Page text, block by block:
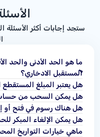
ستجد إجابات أكثر الأسئلة
ما هو الحد الأدنى والحد
المستقبل الادخاري؟
هل يعتبر المبلغ المستقطع
هل يمكن السحب من
هل هناك رسوم في فتح أو
هل يمكن الإلغاء المبكر
ماهي خيارات التواريخ